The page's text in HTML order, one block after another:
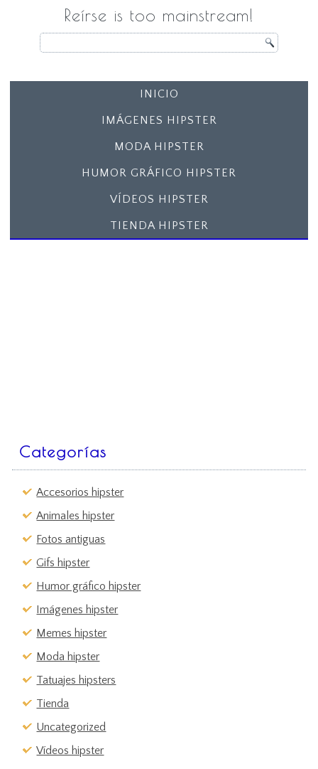
Reírse is too mainstream!
INICIO
IMÁGENES HIPSTER
MODA HIPSTER
HUMOR GRÁFICO HIPSTER
VÍDEOS HIPSTER
TIENDA HIPSTER
Categorías
Accesorios hipster
Animales hipster
Fotos antiguas
Gifs hipster
Humor gráfico hipster
Imágenes hipster
Memes hipster
Moda hipster
Tatuajes hipsters
Tienda
Uncategorized
Vídeos hipster